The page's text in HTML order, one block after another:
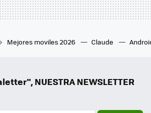
Mejores moviles 2026 Claude
NUESTRA NEWSLETTER